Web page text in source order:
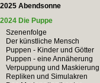
2025 Abendsonne
2024 Die Puppe
Szenenfolge
Der künstliche Mensch
Puppen - Kinder und Götter
Puppen - eine Annäherung
Verpuppung und Maskierung
Repliken und Simulakren